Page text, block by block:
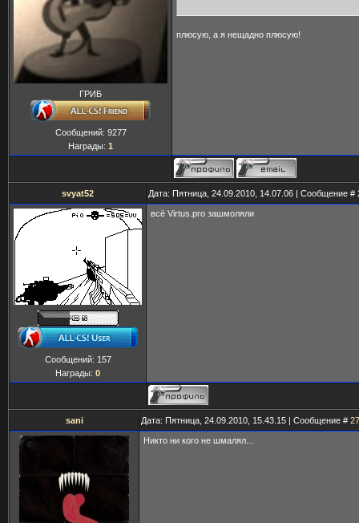
ГРИБ
Сообщений: 9277
Награды: 1
плюсую, а я нещадно плюсую!
svyat52 Дата: Пятница, 24.09.2010, 14.07.06 | Сообщение #
Сообщений: 157
Награды: 0
всё Virtus.pro зашмоляли
sani Дата: Пятница, 24.09.2010, 15.43.15 | Сообщение # 27
Никто ни кого не шмалял...